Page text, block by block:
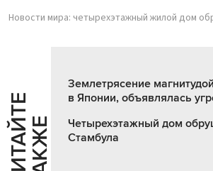
Новости мира: четырехэтажный жилой дом
Ч
И
Т
АЙ
Т
Е
Т
А
К
ЖЕ
Землетрясение
в Японии, объявлялась
Четырехэтажный дом
Стамбула